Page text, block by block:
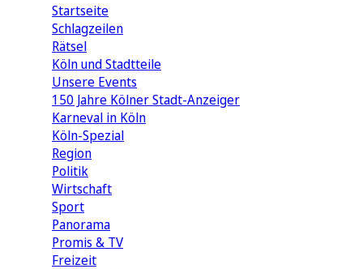
Startseite
Schlagzeilen
Rätsel
Köln und Stadtteile
Unsere Events
150 Jahre Kölner Stadt-Anzeiger
Karneval in Köln
Köln-Spezial
Region
Politik
Wirtschaft
Sport
Panorama
Promis & TV
Freizeit